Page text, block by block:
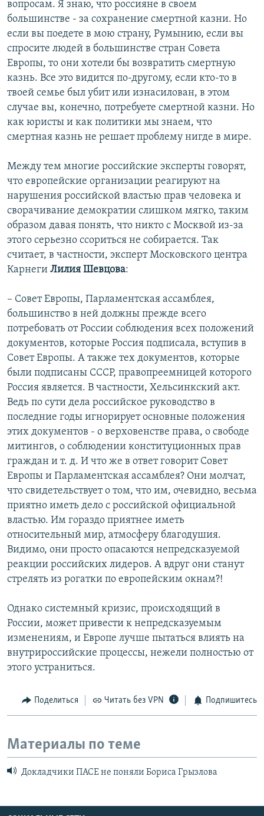
вопросам. Я знаю, что россияне в своем
большинстве - за сохранение смертной казни. Но
если вы поедете в мою страну, Румынию, если вы
спросите людей в большинстве стран Совета
Европы, то они хотели бы возвратить смертную
казнь. Все это видится по-другому, если кто-то в
твоей семье был убит или изнасилован, в этом
случае вы, конечно, потребуете смертной казни. Но
как юристы и как политики мы знаем, что
смертная казнь не решает проблему нигде в мире.
Между тем многие российские эксперты говорят,
что европейские организации реагируют на
нарушения российской властью прав человека и
сворачивание демократии слишком мягко, таким
образом давая понять, что никто с Москвой из-за
этого серьезно ссориться не собирается. Так
считает, в частности, эксперт Московского центра
Карнеги Лилия Шевцова:
– Совет Европы, Парламентская ассамблея,
большинство в ней должны прежде всего
потребовать от России соблюдения всех положений
документов, которые Россия подписала, вступив в
Совет Европы. А также тех документов, которые
были подписаны СССР, правопреемницей которого
Россия является. В частности, Хельсинкский акт.
Ведь по сути дела российское руководство в
последние годы игнорирует основные положения
этих документов - о верховенстве права, о свободе
митингов, о соблюдении конституционных прав
граждан и т. д. И что же в ответ говорит Совет
Европы и Парламентская ассамблея? Они молчат,
что свидетельствует о том, что им, очевидно, весьма
приятно иметь дело с российской официальной
властью. Им гораздо приятнее иметь
относительный мир, атмосферу благодушия.
Видимо, они просто опасаются непредсказуемой
реакции российских лидеров. А вдруг они станут
стрелять из рогатки по европейским окнам?!
Однако системный кризис, происходящий в
России, может привести к непредсказуемым
изменениям, и Европе лучше пытаться влиять на
внутрироссийские процессы, нежели полностью от
этого устраниться.
Поделиться Читать без VPN Подпишитесь
Материалы по теме
Докладчики ПАСЕ не поняли Бориса Грызлова